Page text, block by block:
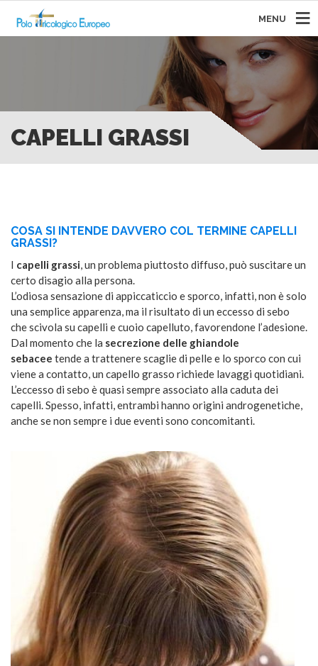
MENU
CAPELLI GRASSI
COSA SI INTENDE DAVVERO COL TERMINE CAPELLI
GRASSI?
I capelli grassi, un problema piuttosto diffuso, può suscitare un
certo disagio alla persona.
L’odiosa sensazione di appiccaticcio e sporco, infatti, non è solo
una semplice apparenza, ma il risultato di un eccesso di sebo
che scivola su capelli e cuoio capelluto, favorendone l’adesione.
Dal momento che la secrezione delle ghiandole
sebacee tende a trattenere scaglie di pelle e lo sporco con cui
viene a contatto, un capello grasso richiede lavaggi quotidiani.
L’eccesso di sebo è quasi sempre associato alla caduta dei
capelli. Spesso, infatti, entrambi hanno origini androgenetiche,
anche se non sempre i due eventi sono concomitanti.